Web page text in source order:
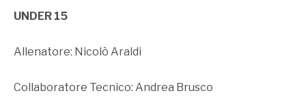
UNDER 15
Allenatore: Nicolò Araldi
Collaboratore Tecnico: Andrea Brusco